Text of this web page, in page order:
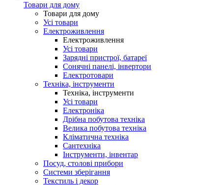
Товари для дому
Товари для дому
Усі товари
Електроживлення
Електроживлення
Усі товари
Зарядні пристрої, батареї
Сонячні панелі, інвертори
Електротовари
Техніка, інструменти
Техніка, інструменти
Усі товари
Електроніка
Дрібна побутова техніка
Велика побутова техніка
Кліматична техніка
Сантехніка
Інструменти, інвентар
Посуд, столові прибори
Системи зберігання
Текстиль і декор